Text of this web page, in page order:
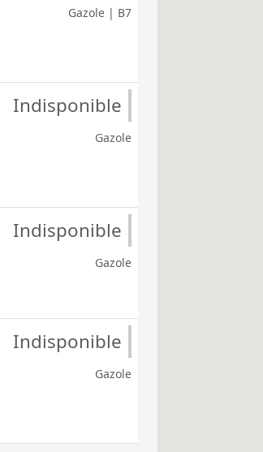
Gazole | B7
Indisponible
Gazole
Indisponible
Gazole
Indisponible
Gazole